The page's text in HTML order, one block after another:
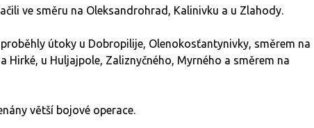
ve směru na Oleksandrohrad, Kalinivku a u Zlahody.
útoky u Dobropilije, Olenokosťantynivky, směrem na
Hirké, u Huljajpole, Zaliznyčného, Myrného a směrem na
větší bojové operace.